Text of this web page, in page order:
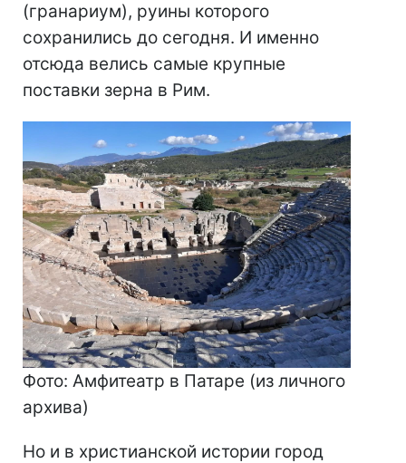
(гранариум), руины которого
сохранились до сегодня. И именно
отсюда велись самые крупные
поставки зерна в Рим.
Фото: Амфитеатр в Патаре (из личного
архива)
Но и в христианской истории город